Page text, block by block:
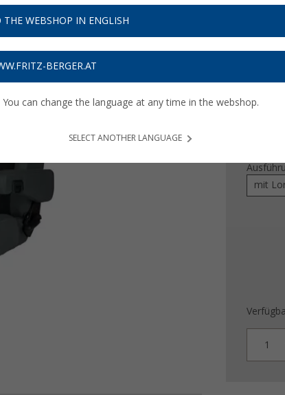
Preise
18,42€
mit
1
THE WEBSHOP IN ENGLISH
BERGER.AT
You can change the language at any time in the webshop.
SELECT ANOTHER LANGUAGE